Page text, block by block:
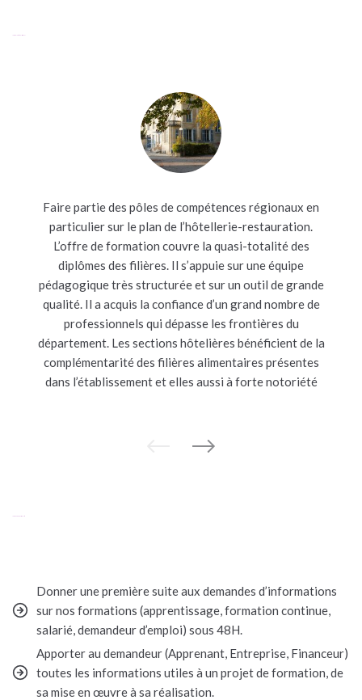
Faire partie des pôles de compétences régionaux en
particulier sur le plan de l’hôtellerie-restauration.
L’offre de formation couvre la quasi-totalité des
diplômes des filières. Il s’appuie sur une équipe
pédagogique très structurée et sur un outil de grande
qualité. Il a acquis la confiance d’un grand nombre de
professionnels qui dépasse les frontières du
département. Les sections hôtelières bénéficient de la
complémentarité des filières alimentaires présentes
dans l’établissement et elles aussi à forte notoriété
Donner une première suite aux demandes d’informations
sur nos formations (apprentissage, formation continue,
salarié, demandeur d’emploi) sous 48H.
Apporter au demandeur (Apprenant, Entreprise, Financeur)
toutes les informations utiles à un projet de formation, de
sa mise en œuvre à sa réalisation.